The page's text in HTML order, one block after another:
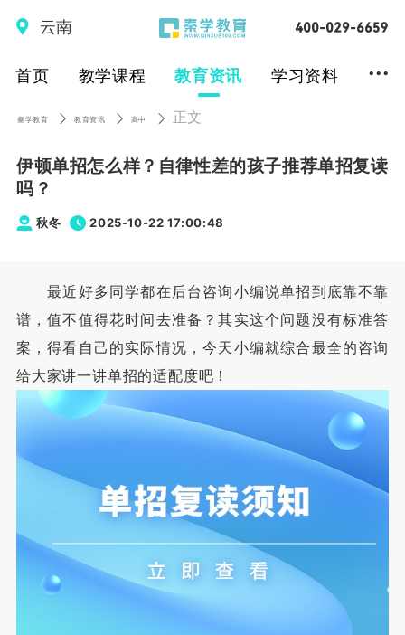
云南
首页 教学课程 教育资讯 学习资料 ...
秦学教育 教育资讯 高中 正文
伊顿单招怎么样？自律性差的孩子推荐单招复读
吗？
秋冬 2025-10-22 17:00:48
最近好多同学都在后台咨询小编说单招到底靠不靠
谱，值不值得花时间去准备？其实这个问题没有标准答
案，得看自己的实际情况，今天小编就综合最全的咨询
给大家讲一讲单招的适配度吧！